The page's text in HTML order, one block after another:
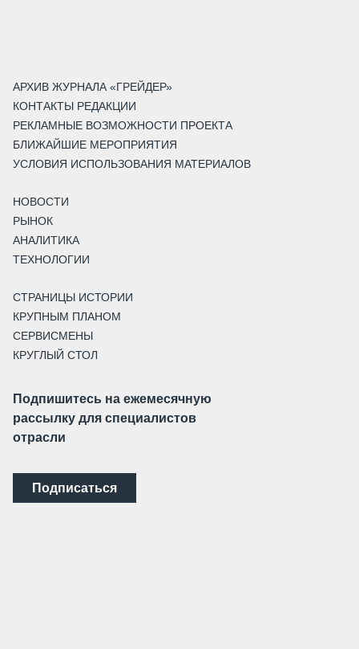
АРХИВ ЖУРНАЛА «ГРЕЙДЕР»
КОНТАКТЫ РЕДАКЦИИ
РЕКЛАМНЫЕ ВОЗМОЖНОСТИ ПРОЕКТА
БЛИЖАЙШИЕ МЕРОПРИЯТИЯ
УСЛОВИЯ ИСПОЛЬЗОВАНИЯ МАТЕРИАЛОВ
НОВОСТИ
РЫНОК
АНАЛИТИКА
ТЕХНОЛОГИИ
СТРАНИЦЫ ИСТОРИИ
КРУПНЫМ ПЛАНОМ
СЕРВИСМЕНЫ
КРУГЛЫЙ СТОЛ
Подпишитесь на ежемесячную
рассылку для специалистов
отрасли
Подписаться